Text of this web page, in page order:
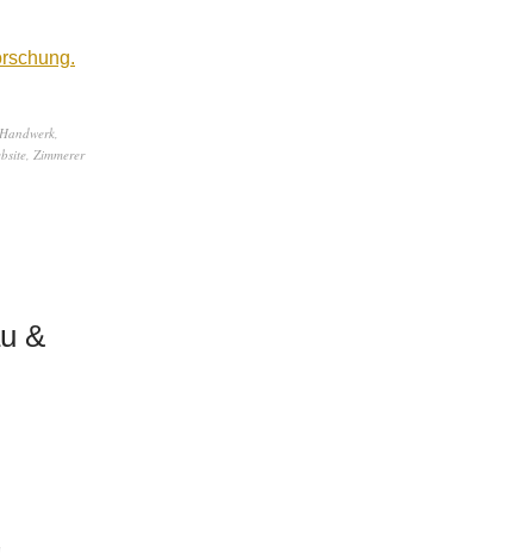
Handwerk,
, Zimmerer
&